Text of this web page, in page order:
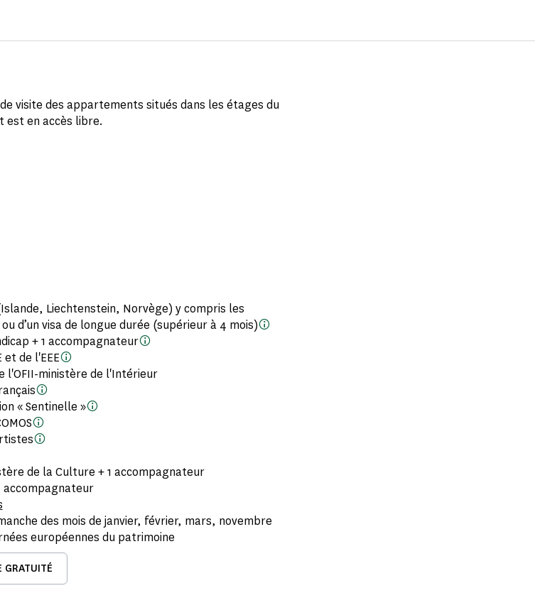
visite des appartements situés dans les étages du
est en accès libre.
(Islande, Liechtenstein, Norvège) y compris les
d’un visa de longue durée (supérieur à 4 mois)
+ 1 accompagnateur
et de l'EEE
l'OFII-ministère de l'Intérieur
« Sentinelle »
de la Culture + 1 accompagnateur
accompagnateur
des mois de janvier, février, mars, novembre
européennes du patrimoine
GRATUITÉ